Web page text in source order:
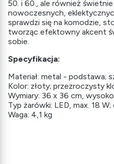
50. i 60., ale również
nowoczesnych,
sprawdzi się na komodzie,
tworząc efektowny akcent
sobie.
Specyfikacja:
Materiał: metal - podstawa;
Kolor: złoty; przezroczysty
Wymiary: 36 x 36 cm,
Typ żarówki: LED, max. 18
Waga: 4,1 kg